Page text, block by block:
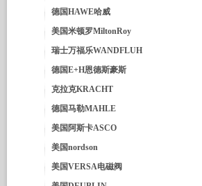
德国HAWE哈威
美国米顿罗MiltonRoy
瑞士万福乐WANDFLUH
德国E+H恩德斯豪斯
克拉克KRACHT
德国马勒MAHLE
美国阿斯卡ASCO
美国nordson
美国VERSA电磁阀